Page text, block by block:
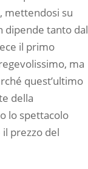
mettendosi su
dipende tanto dal
il primo
ma
quest’ultimo
della
lo spettacolo
il prezzo del